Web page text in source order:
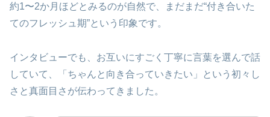
約1〜2か月ほどとみるのが自然で、まだまだ“付き合いた
てのフレッシュ期”という印象です。
インタビューでも、お互いにすごく丁寧に言葉を選んで話
していて、「ちゃんと向き合っていきたい」という初々し
さと真面目さが伝わってきました。